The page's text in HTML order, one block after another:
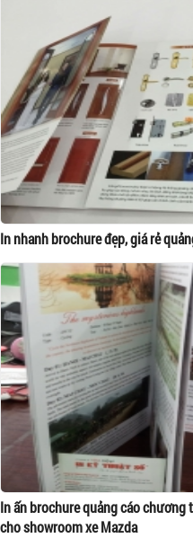
In nhanh brochure đẹp, giá rẻ
In ấn brochure quảng cáo
cho showroom xe Mazda